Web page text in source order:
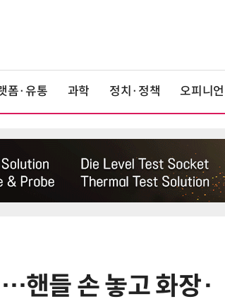
폼·유통 과학 정치·정책 오피니언
핸들 손 놓고 화장·
6
“韓, 향후 5년 메모리 최강국 유지…